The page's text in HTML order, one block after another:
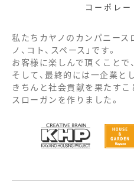
コーポレ
私たちカヤノのカンパニース
ノ、コト、スペース」です。
お客様に楽しんで頂くことで
そして、最終的には一企業とし
きちんと社会貢献を果たすこ
スローガンを作りました。